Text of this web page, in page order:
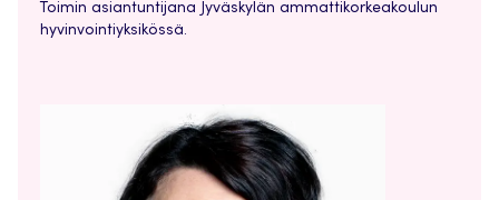
Toimin asiantuntijana Jyväskylän ammattikorkeakoulun
hyvinvointiyksikössä.